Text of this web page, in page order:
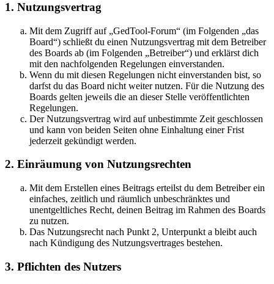
1. Nutzungsvertrag
Mit dem Zugriff auf „GedTool-Forum“ (im Folgenden „das
Board“) schließt du einen Nutzungsvertrag mit dem Betreiber
des Boards ab (im Folgenden „Betreiber“) und erklärst dich
mit den nachfolgenden Regelungen einverstanden.
Wenn du mit diesen Regelungen nicht einverstanden bist, so
darfst du das Board nicht weiter nutzen. Für die Nutzung des
Boards gelten jeweils die an dieser Stelle veröffentlichten
Regelungen.
Der Nutzungsvertrag wird auf unbestimmte Zeit geschlossen
und kann von beiden Seiten ohne Einhaltung einer Frist
jederzeit gekündigt werden.
2. Einräumung von Nutzungsrechten
Mit dem Erstellen eines Beitrags erteilst du dem Betreiber ein
einfaches, zeitlich und räumlich unbeschränktes und
unentgeltliches Recht, deinen Beitrag im Rahmen des Boards
zu nutzen.
Das Nutzungsrecht nach Punkt 2, Unterpunkt a bleibt auch
nach Kündigung des Nutzungsvertrages bestehen.
3. Pflichten des Nutzers